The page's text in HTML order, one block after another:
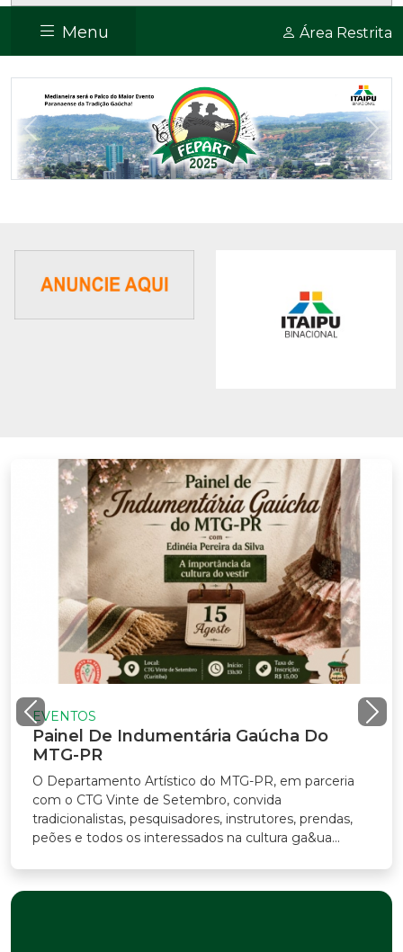
Menu Área Restrita
Previous
De Indumentária Gaúcha Do
PR
Artístico do MTG-PR, em parceria
CTG Vinte de Setembro, convida
pesquisadores, instrutores, prendas,
e todos os interessados na cultura ga&ua...